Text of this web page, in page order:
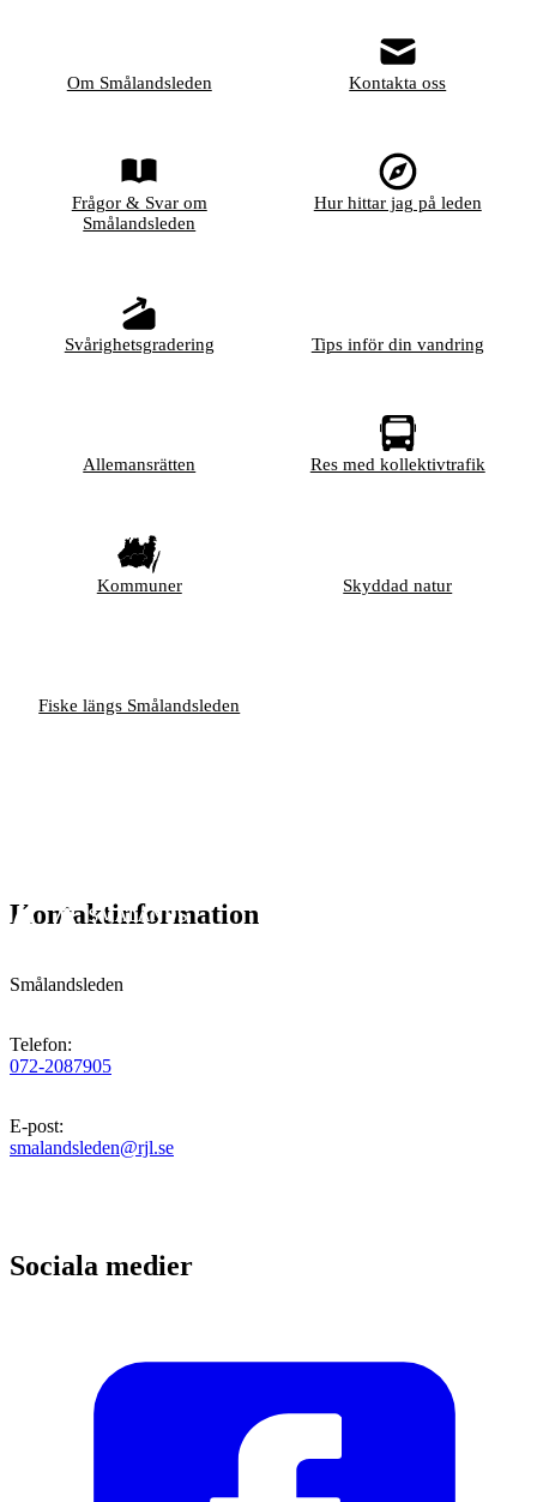
Om Smålandsleden Kontakta oss
Frågor & Svar om
Smålandsleden
Hur hittar jag på leden
Svårighetsgradering Tips inför din vandring
Allemansrätten Res med kollektivtrafik
Kommuner Skyddad natur
Fiske längs Smålandsleden
Kontaktinformation
Smålandsleden
Telefon:
072-2087905
E-post:
smalandsleden@rjl.se
Sociala medier